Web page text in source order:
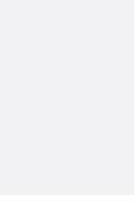
す。
お乗り継ぎは
る場合は合計